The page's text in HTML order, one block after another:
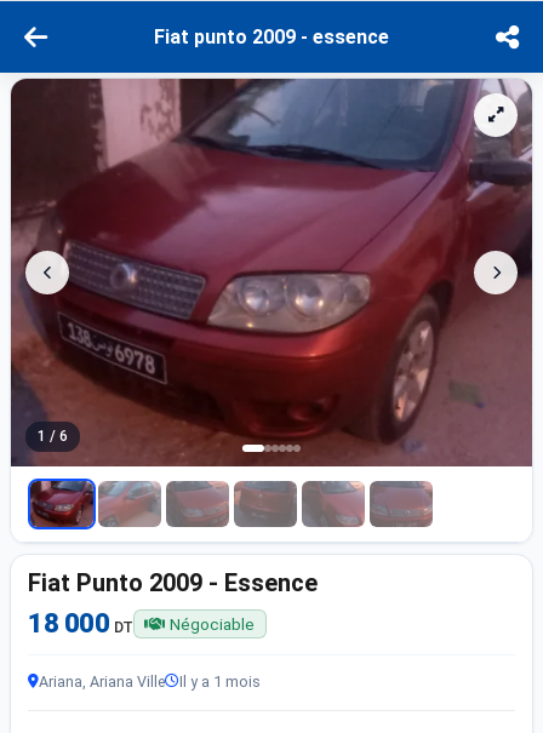
Fiat punto 2009 - essence
1 / 6
Fiat Punto 2009 - Essence
18 000 DT Négociable
Ariana, Ariana Ville Il y a 1 mois